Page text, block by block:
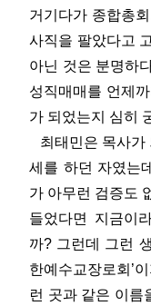
거기다가 종합총
사직을 팔았다고
아닌 것은 분명하
성직매매를 언제
가 되었는지 심히
최태민은 목사가
세를 하던 자였는
가 아무런 검증도
들었다면 지금이
까? 그런데 그런
한예수교장로회’
런 곳과 같은 이름